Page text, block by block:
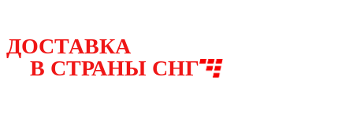
ДОСТАВКА
В СТРАНЫ СНГ